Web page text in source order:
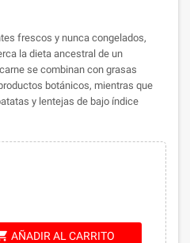
frescos y nunca congelados,
la dieta ancestral de un
se combinan con grasas
botánicos, mientras que
y lentejas de bajo índice
AÑADIR AL CARRITO